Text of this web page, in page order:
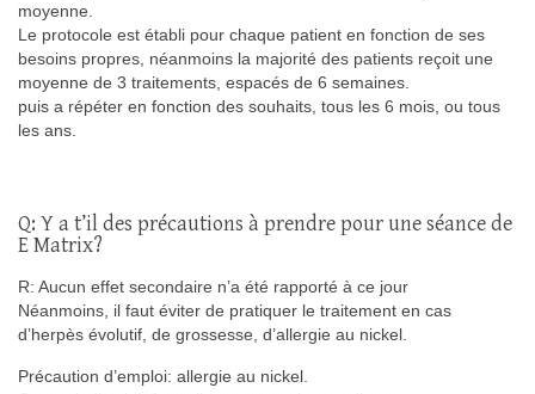
moyenne.
Le protocole est établi pour chaque patient en fonction de ses
besoins propres, néanmoins la majorité des patients reçoit une
moyenne de 3 traitements, espacés de 6 semaines.
puis a répéter en fonction des souhaits, tous les 6 mois, ou tous
les ans.
Q: Y a t’il des précautions à prendre pour une séance de
E Matrix?
R: Aucun effet secondaire n’a été rapporté à ce jour
Néanmoins, il faut éviter de pratiquer le traitement en cas
d’herpès évolutif, de grossesse, d’allergie au nickel.
Précaution d’emploi: allergie au nickel.